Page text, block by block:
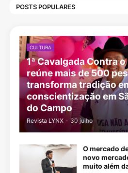
POSTS POPULARES
CULTURA
1ª Cavalgada Contra
reúne mais de 500
transforma tradição
conscientização em
do Campo
Revista LYNX - 30 julho
O mercado
novo
muito além